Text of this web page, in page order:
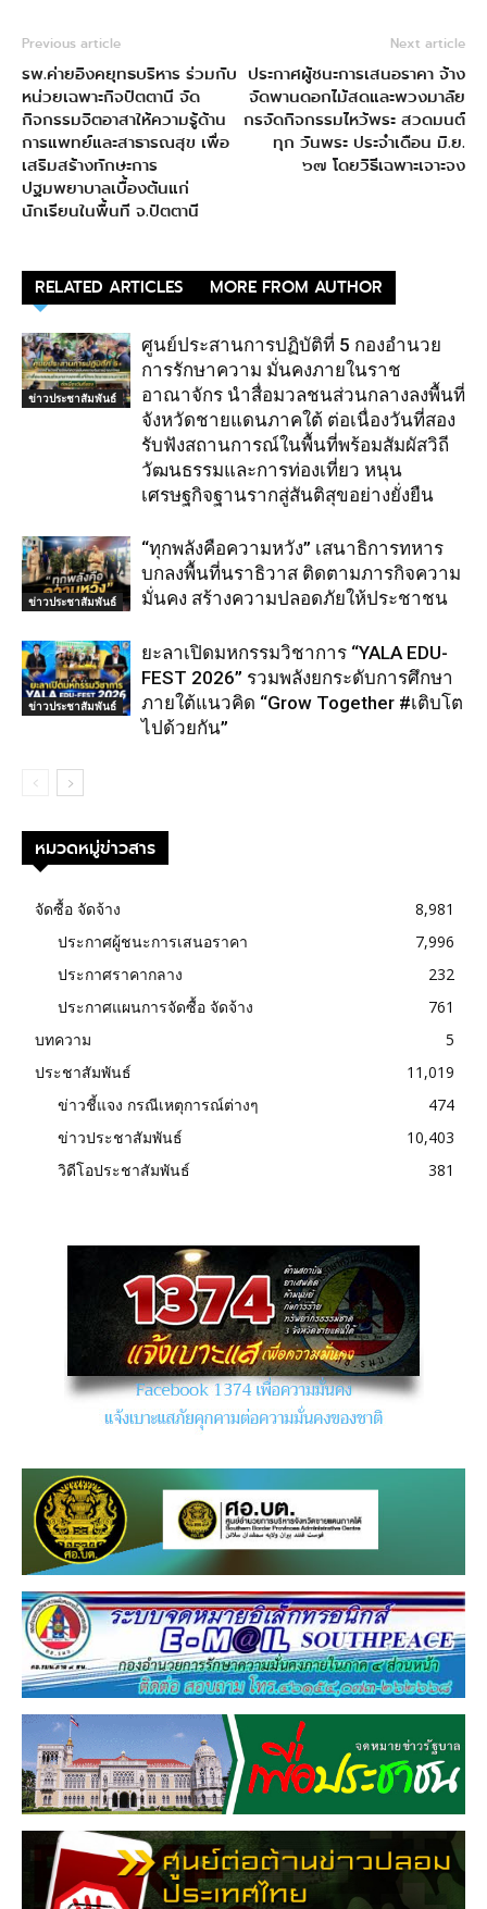
Previous article
รพ.ค่ายอิงคยุทธบริหาร ร่วมกับ
หน่วยเฉพาะกิจปัตตานี จัด
กิจกรรมจิตอาสาให้ความรู้ด้าน
การแพทย์และสาธารณสุข เพื่อ
เสริมสร้างทักษะการ
ปฐมพยาบาลเบื้องต้นแก่
นักเรียนในพื้นที จ.ปัตตานี
Next article
ประกาศผู้ชนะการเสนอราคา จ้าง
จัดพานดอกไม้สดและพวงมาลัย
กรจัดกิจกรรมไหว้พระ สวดมนต์
ทุก วันพระ ประจำเดือน มิ.ย.
๖๗ โดยวิธีเฉพาะเจาะจง
RELATED ARTICLES MORE FROM AUTHOR
ข่าวประชาสัมพันธ์
ศูนย์ประสานการปฏิบัติที่ 5 กองอำนวย
การรักษาความ มั่นคงภายในราช
อาณาจักร นำสื่อมวลชนส่วนกลางลงพื้นที่
จังหวัดชายแดนภาคใต้ ต่อเนื่องวันที่สอง
รับฟังสถานการณ์ในพื้นที่พร้อมสัมผัสวิถี
วัฒนธรรมและการท่องเที่ยว หนุน
เศรษฐกิจฐานรากสู่สันติสุขอย่างยั่งยืน
ข่าวประชาสัมพันธ์
“ทุกพลังคือความหวัง” เสนาธิการทหาร
บกลงพื้นที่นราธิวาส ติดตามภารกิจความ
มั่นคง สร้างความปลอดภัยให้ประชาชน
ข่าวประชาสัมพันธ์
ยะลาเปิดมหกรรมวิชาการ “YALA EDU-
FEST 2026” รวมพลังยกระดับการศึกษา
ภายใต้แนวคิด “Grow Together #เติบโต
ไปด้วยกัน”
หมวดหมู่ข่าวสาร
จัดซื้อ จัดจ้าง
8,981
ประกาศผู้ชนะการเสนอราคา
7,996
ประกาศราคากลาง
232
ประกาศแผนการจัดซื้อ จัดจ้าง
761
บทความ
5
ประชาสัมพันธ์
11,019
ข่าวชี้แจง กรณีเหตุการณ์ต่างๆ
474
ข่าวประชาสัมพันธ์
10,403
วิดีโอประชาสัมพันธ์
381